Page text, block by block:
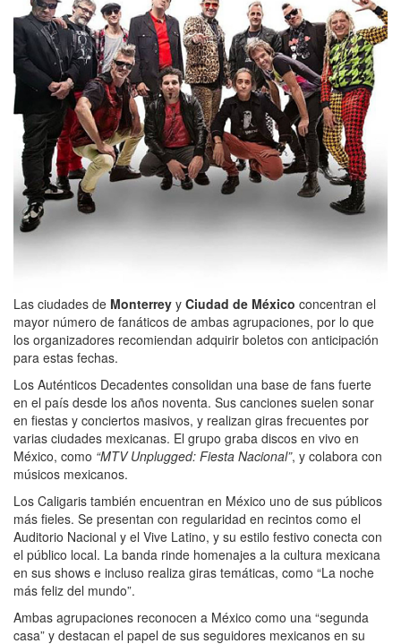
Las ciudades de Monterrey y Ciudad de México concentran el
mayor número de fanáticos de ambas agrupaciones, por lo que
los organizadores recomiendan adquirir boletos con anticipación
para estas fechas.
Los Auténticos Decadentes consolidan una base de fans fuerte
en el país desde los años noventa. Sus canciones suelen sonar
en fiestas y conciertos masivos, y realizan giras frecuentes por
varias ciudades mexicanas. El grupo graba discos en vivo en
México, como “MTV Unplugged: Fiesta Nacional”, y colabora con
músicos mexicanos.
Los Caligaris también encuentran en México uno de sus públicos
más fieles. Se presentan con regularidad en recintos como el
Auditorio Nacional y el Vive Latino, y su estilo festivo conecta con
el público local. La banda rinde homenajes a la cultura mexicana
en sus shows e incluso realiza giras temáticas, como “La noche
más feliz del mundo”.
Ambas agrupaciones reconocen a México como una “segunda
casa” y destacan el papel de sus seguidores mexicanos en su